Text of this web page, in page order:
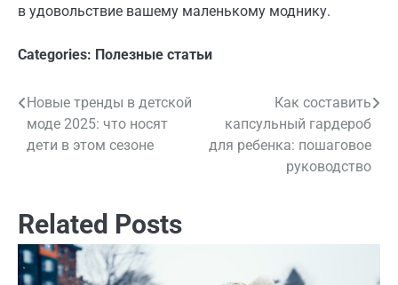
в удовольствие вашему маленькому моднику.
Categories: Полезные статьи
Навигация
по
Новые тренды в детской
моде 2025: что носят
дети в этом сезоне
Как составить
капсульный гардероб
для ребенка: пошаговое
руководство
Related Posts